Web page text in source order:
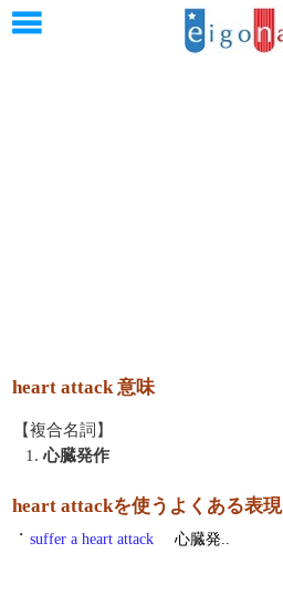
heart attack 意味
【複合名詞】
1.心臓発作
heart attackを使うよくある表現
・ suffer a heart attack 心臓発..